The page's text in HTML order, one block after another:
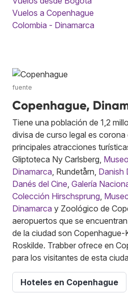
Vuelos a Copenhague
Colombia - Dinamarca
fuente
Copenhague,
Tiene una población de 1,2
divisa de curso legal es
principales atracciones
Gliptoteca Ny Carlsberg,
Dinamarca , Rundetårn, Danish
Danés del Cine Galería
Colección Hirschsprung
Dinamarca y Zoológico de
aeropuertos que se
de la ciudad son
Roskilde. Trabber ofrece en
para los visitantes de esta
Hoteles en Copenhague